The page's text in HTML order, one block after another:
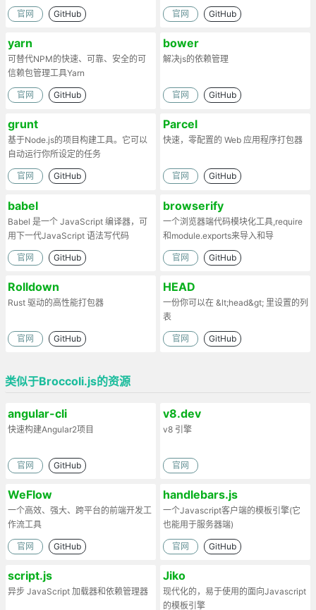
起
官网 GitHub 官网 GitHub
yarn
可替代NPM的快速、可靠、安全的可
信赖包管理工具Yarn
官网 GitHub
bower
解决js的依赖管理
官网 GitHub
grunt
基于Node.js的项目构建工具。它可以
自动运行你所设定的任务
官网 GitHub
Parcel
快速，零配置的 Web 应用程序打包器
官网 GitHub
babel
Babel 是一个 JavaScript 编译器，可
用下一代JavaScript 语法写代码
官网 GitHub
browserify
一个浏览器端代码模块化工具,require
和module.exports来导入和导
出.Browserify的原理：部署时处理代
码依赖，将模块打包为一个文件。
官网 GitHub
Rolldown
Rust 驱动的高性能打包器
官网 GitHub
HEAD
一份你可以在 &lt;head&gt; 里设置的列
表
官网 GitHub
类似于Broccoli.js的资源
angular-cli
快速构建Angular2项目
官网 GitHub
v8.dev
v8 引擎
官网
WeFlow
一个高效、强大、跨平台的前端开发工
作流工具
官网 GitHub
handlebars.js
一个Javascript客户端的模板引擎(它
也能用于服务器端)
官网 GitHub
script.js
异步 JavaScript 加载器和依赖管理器
Jiko
现代化的，易于使用的面向Javascript
的模板引擎